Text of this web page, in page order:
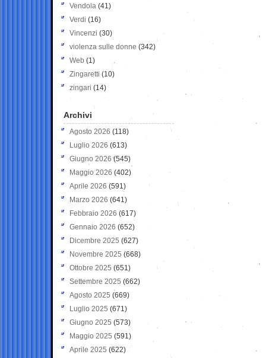
Vendola (41)
Verdi (16)
Vincenzi (30)
violenza sulle donne (342)
Web (1)
Zingaretti (10)
zingari (14)
Archivi
Agosto 2026 (118)
Luglio 2026 (613)
Giugno 2026 (545)
Maggio 2026 (402)
Aprile 2026 (591)
Marzo 2026 (641)
Febbraio 2026 (617)
Gennaio 2026 (652)
Dicembre 2025 (627)
Novembre 2025 (668)
Ottobre 2025 (651)
Settembre 2025 (662)
Agosto 2025 (669)
Luglio 2025 (671)
Giugno 2025 (573)
Maggio 2025 (591)
Aprile 2025 (622)